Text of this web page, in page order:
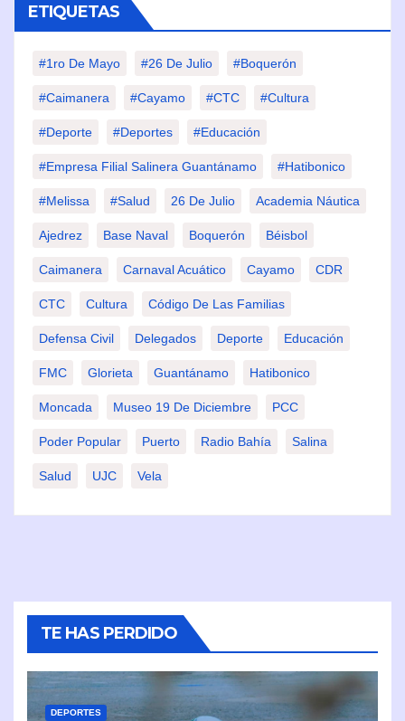
ETIQUETAS
#1ro De Mayo #26 De Julio #Boquerón
#Caimanera #Cayamo #CTC #Cultura
#Deporte #deportes #Educación
#Empresa Filial Salinera Guantánamo #Hatibonico
#Melissa #Salud 26 De Julio Academia Náutica
Ajedrez Base Naval Boquerón Béisbol
Caimanera Carnaval Acuático Cayamo CDR
CTC Cultura Código De Las Familias
Defensa Civil Delegados Deporte Educación
FMC Glorieta Guantánamo Hatibonico
Moncada Museo 19 De Diciembre PCC
Poder Popular Puerto Radio Bahía Salina
Salud UJC Vela
TE HAS PERDIDO
DEPORTES